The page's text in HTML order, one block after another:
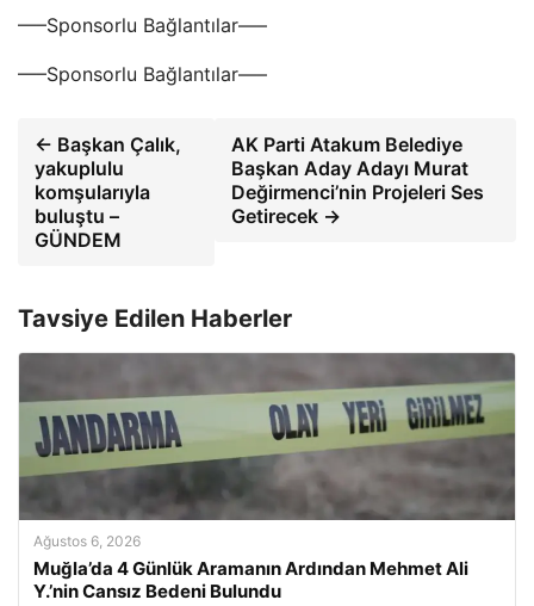
—–Sponsorlu Bağlantılar—–
—–Sponsorlu Bağlantılar—–
← Başkan Çalık,
yakuplulu
komşularıyla
buluştu –
GÜNDEM
AK Parti Atakum Belediye
Başkan Aday Adayı Murat
Değirmenci’nin Projeleri Ses
Getirecek →
Tavsiye Edilen Haberler
Ağustos 6, 2026
Muğla’da 4 Günlük Aramanın Ardından Mehmet Ali
Y.’nin Cansız Bedeni Bulundu